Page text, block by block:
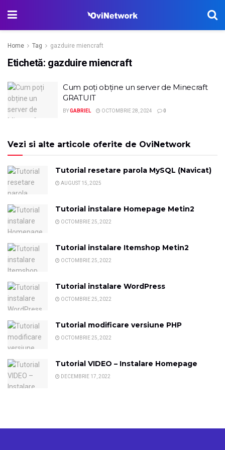
Home Tag gazduire miencraft
Etichetă: gazduire miencraft
Cum poți obține un server de Minecraft
GRATUIT
BYGABRIEL OCTOMBRIE 28, 2024 0
Vezi si alte articole oferite de OviNetwork
Tutorial resetare parola MySQL (Navicat)
AUGUST 15, 2025
Tutorial instalare Homepage Metin2
OCTOMBRIE 25, 2022
Tutorial instalare Itemshop Metin2
OCTOMBRIE 25, 2022
Tutorial instalare WordPress
OCTOMBRIE 25, 2022
Tutorial modificare versiune PHP
OCTOMBRIE 25, 2022
Tutorial VIDEO – Instalare Homepage
DECEMBRIE 17, 2022